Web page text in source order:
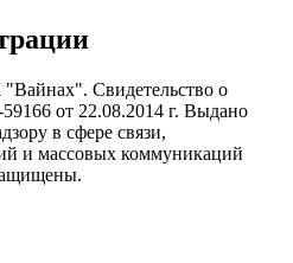
Свидетельство о
от 22.08.2014 г. Выдано
в сфере связи,
и массовых коммуникаций